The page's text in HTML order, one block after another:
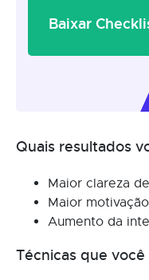
Baixar
Quais resultados
Maior clareza
Maior
Aumento da
Técnicas que